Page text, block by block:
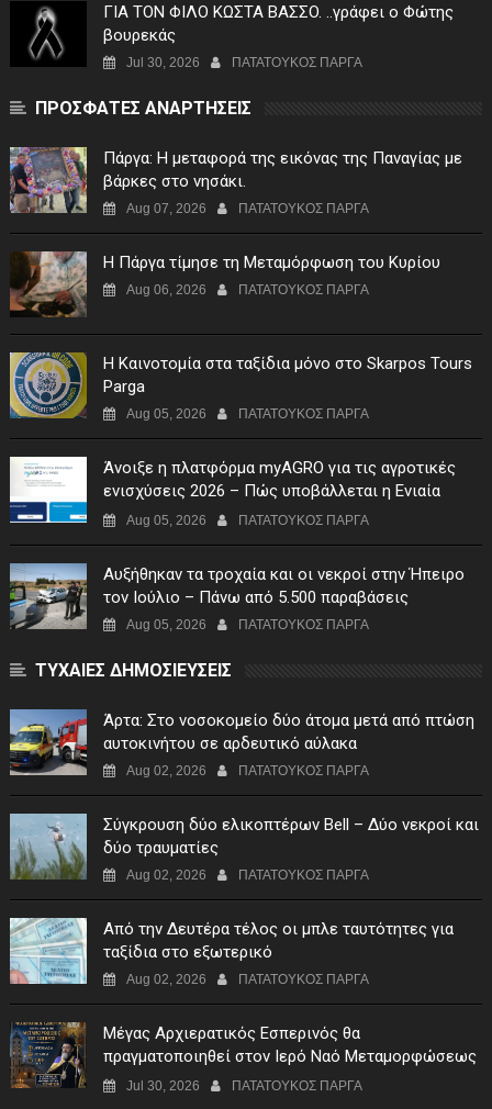
ΓIA TON ΦIΛO KΩΣTA BAΣΣO. ..γράφει ο Φώτης
βουρεκάς
Jul 30, 2026 ΠΑΤΑΤΟΥΚΟΣ ΠΑΡΓΑ
ΠΡΟΣΦΑΤΕΣ ΑΝΑΡΤΗΣΕΙΣ
Πάργα: Η μεταφορά της εικόνας της Παναγίας με
βάρκες στο νησάκι.
Aug 07, 2026 ΠΑΤΑΤΟΥΚΟΣ ΠΑΡΓΑ
Η Πάργα τίμησε τη Μεταμόρφωση του Κυρίου
Aug 06, 2026 ΠΑΤΑΤΟΥΚΟΣ ΠΑΡΓΑ
Η Καινοτομία στα ταξίδια μόνο στο Skarpos Tours
Parga
Aug 05, 2026 ΠΑΤΑΤΟΥΚΟΣ ΠΑΡΓΑ
Άνοιξε η πλατφόρμα myAGRO για τις αγροτικές
ενισχύσεις 2026 – Πώς υποβάλλεται η Ενιαία
Αίτηση Ενίσχυσης
Aug 05, 2026 ΠΑΤΑΤΟΥΚΟΣ ΠΑΡΓΑ
Αυξήθηκαν τα τροχαία και οι νεκροί στην Ήπειρο
τον Ιούλιο – Πάνω από 5.500 παραβάσεις
Aug 05, 2026 ΠΑΤΑΤΟΥΚΟΣ ΠΑΡΓΑ
ΤΥΧΑΙΕΣ ΔΗΜΟΣΙΕΥΣΕΙΣ
Άρτα: Στο νοσοκομείο δύο άτομα μετά από πτώση
αυτοκινήτου σε αρδευτικό αύλακα
Aug 02, 2026 ΠΑΤΑΤΟΥΚΟΣ ΠΑΡΓΑ
Σύγκρουση δύο ελικοπτέρων Bell – Δύο νεκροί και
δύο τραυματίες
Aug 02, 2026 ΠΑΤΑΤΟΥΚΟΣ ΠΑΡΓΑ
Από την Δευτέρα τέλος οι μπλε ταυτότητες για
ταξίδια στο εξωτερικό
Aug 02, 2026 ΠΑΤΑΤΟΥΚΟΣ ΠΑΡΓΑ
Μέγας Αρχιερατικός Εσπερινός θα
πραγματοποιηθεί στον Ιερό Ναό Μεταμορφώσεως
του Σωτήρος Σταυροχωρίου στης 5 Αυγούστου
Jul 30, 2026 ΠΑΤΑΤΟΥΚΟΣ ΠΑΡΓΑ